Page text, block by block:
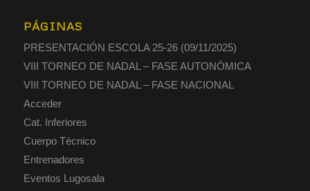
PÁGINAS
PRESENTACIÓN ESCOLA 25-26 (09/11/2025)
VIII TORNEO DE NADAL – FASE AUTONÓMICA
VIII TORNEO DE NADAL – FASE NACIONAL
Acceder
Cat. Inferiores
Cuerpo Técnico
Entrenadores
Eventos Lugosala